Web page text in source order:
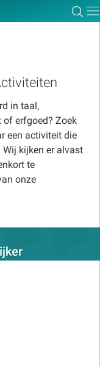
in taal,
of erfgoed? Zoek
een activiteit die
kijken er alvast
te
onze